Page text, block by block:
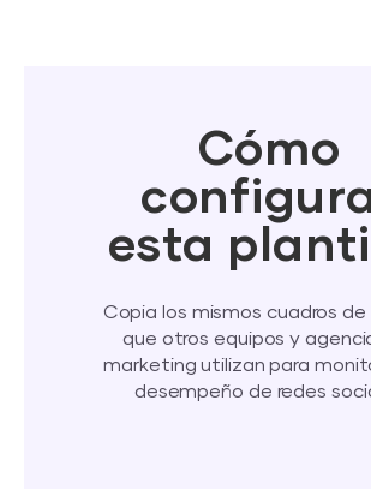
Cómo
esta
Copia los mismos cuadros de
que otros equipos y
marketing utilizan para
desempeño de redes